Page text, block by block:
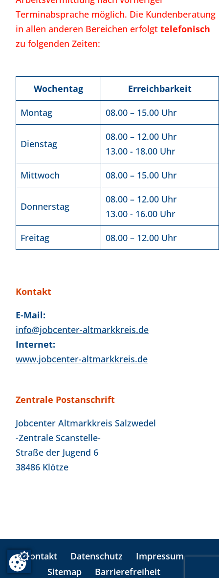
Terminabsprache möglich. Die Kundenberatung
in allen anderen Bereichen erfolgt telefonisch
zu folgenden Zeiten:
Wochentag Erreichbarkeit
Montag 08.00 – 15.00 Uhr
Dienstag
08.00 – 12.00 Uhr
13.00 - 18.00 Uhr
Mittwoch 08.00 – 15.00 Uhr
Donnerstag
08.00 – 12.00 Uhr
13.00 - 16.00 Uhr
Freitag 08.00 – 12.00 Uhr
Kontakt
E-Mail:
info@jobcenter-altmarkkreis.de
Internet:
www.jobcenter-altmarkkreis.de
Zentrale Postanschrift
Jobcenter Altmarkkreis Salzwedel
-Zentrale Scanstelle-
Straße der Jugend 6
38486 Klötze
Kontakt Datenschutz
Impressum
Sitemap
Barrierefreiheit